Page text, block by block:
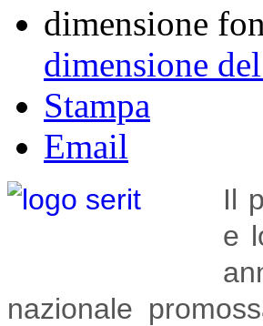
dimensione
dimensione
Stampa
Email
Il
e
nazionale